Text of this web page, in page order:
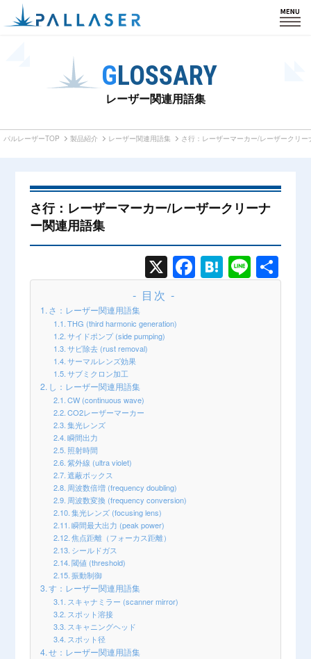
製品紹介
会社情報
サポート
ショップ
GLOSSARY
レーザー関連用語集
パルレーザーTOP 製品紹介 レーザー関連用語集 さ行：レーザーマーカー/レーザークリー
さ行：レーザーマーカー/レーザークリーナ
ー関連用語集
X
Face
Hate
Line
- 目次 -
さ：レーザー関連用語集
THG (third harmonic generation)
サイドポンプ (side pumping)
サビ除去 (rust removal)
サーマルレンズ効果
サブミクロン加工
し：レーザー関連用語集
CW (continuous wave)
CO2レーザーマーカー
集光レンズ
瞬間出力
照射時間
紫外線 (ultra violet)
遮蔽ボックス
周波数倍増 (frequency doubling)
周波数変換 (frequency conversion)
集光レンズ (focusing lens)
瞬間最大出力 (peak power)
焦点距離（フォーカス距離）
シールドガス
閾値 (threshold)
振動制御
す：レーザー関連用語集
スキャナミラー (scanner mirror)
スポット溶接
スキャニングヘッド
スポット径
せ：レーザー関連用語集